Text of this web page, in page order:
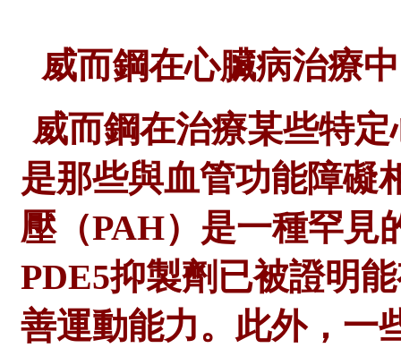
威而鋼在心臟病治療
威而鋼在治療某些特
是那些與血管功能障礙
壓（PAH）是一種罕見
PDE5抑製劑已被證明
善運動能力。此外，一